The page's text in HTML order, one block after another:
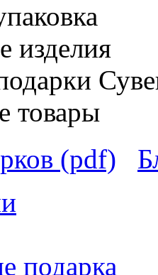
изделия
товары
(pdf)
подарка